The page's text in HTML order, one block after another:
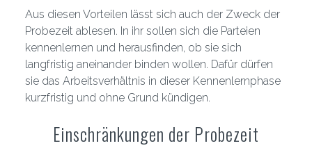
Aus diesen Vorteilen lässt sich auch der Zweck der
Probezeit ablesen. In ihr sollen sich die Parteien
kennenlernen und herausfinden, ob sie sich
langfristig aneinander binden wollen. Dafür dürfen
sie das Arbeitsverhältnis in dieser Kennenlernphase
kurzfristig und ohne Grund kündigen.
Einschränkungen der Probezeit